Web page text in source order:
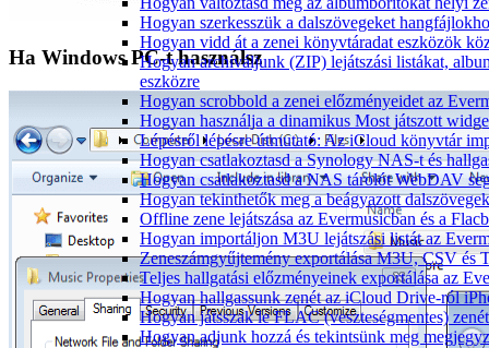
Hogyan szerkesszük a dalszövegeket
Hogyan vidd át a zenei könyvtáradat eszközök
Hogyan archiváljunk (ZIP) lejátszási listákat,
eszközre
Hogyan scrobbold a zenei előzményeidet az
Hogyan használja a dinamikus Most játszott
Lépésről lépésre útmutató: Az iCloud könyvtár
Hogyan csatlakoztasd a Synology NAS-t és
Hogyan csatlakoztasd a NAS tárolót WebDAV
Hogyan tekinthetők meg a beágyazott
Offline zene lejátszása az Evermusicban és a
Hogyan importáljon M3U lejátszási listát az
Zeneszámgyűjtemény exportálása M3U, CSV és
Teljes hallgatási előzményeinek exportálása az
Hogyan hallgassunk zenét az iCloud Drive-ról
Hogyan játsszak le FLAC (veszteségmentes)
Hogyan adjunk hozzá és tekintsünk meg
Ha Windows PC-t használsz